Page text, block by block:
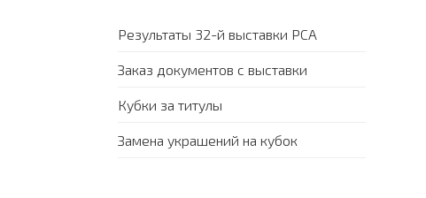
Результаты 32-й выставки PCA
Заказ документов с выставки
Кубки за титулы
Замена украшений на кубок